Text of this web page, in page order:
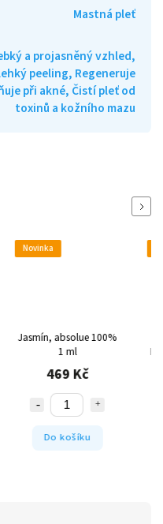
Mastná pleť
a projasněný vzhled,
peeling, Regeneruje
při akné, Čistí pleť od
toxinů a kožního mazu
absolue 100%
Tělový a
BIO
Next